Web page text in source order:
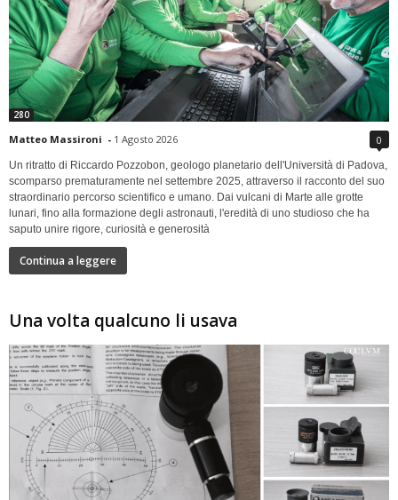
280
Matteo Massironi - 1 Agosto 2026 0
Un ritratto di Riccardo Pozzobon, geologo planetario dell'Università di Padova,
scomparso prematuramente nel settembre 2025, attraverso il racconto del suo
straordinario percorso scientifico e umano. Dai vulcani di Marte alle grotte
lunari, fino alla formazione degli astronauti, l'eredità di uno studioso che ha
saputo unire rigore, curiosità e generosità
Continua a leggere
Una volta qualcuno li usava